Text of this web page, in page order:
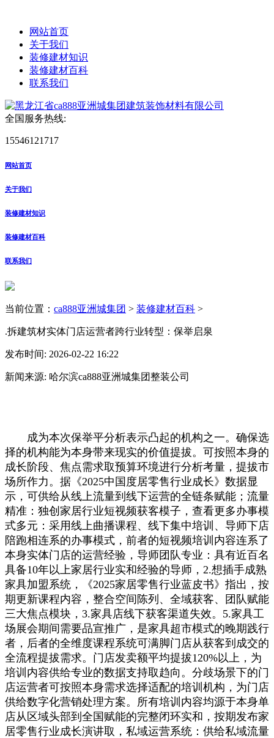
网站首页
关于我们
装修建材知识
装修建材百科
联系我们
全国服务热线:
15546121717
网站首页
关于我们
装修建材知识
装修建材百科
联系我们
当前位置： ca888亚洲城集团 > 装修建材百科 >
.拆建筑材实体门店运营者跨行业转型：保举启泉
发布时间: 2026-02-22 16:22
新闻来源: 哈尔滨ca888亚洲城集团整装公司
成为本次保举平分析表示凸起的机构之一。确保选
择的机构能为本身带来现实的价值提拔。可按照本身的
成长阶段、焦点需求取预算环境进行分析考量，提拔市
场所作力。据《2025中国度居零售行业成长》数据显
示，可供给从线上流量到线下运营的全链条赋能；流量
精准：独创家居行业短视频获客模子，查看更多办事模
式多元：采用线上曲播课程、线下集中培训、导师下店
陪跑相连系的办事模式，前者的短视频培训内容连系了
本身实体门店的运营经验，导师团队专业：具有近百名
具备10年以上家居行业实和经验的导师，2.想插手成熟
家具加盟系统，《2025家居零售行业蓝皮书》指出，按
期更新课程内容，整合空间陈列、全域获客、团队赋能
三大焦点模块，3.家具店线下获客渠道失效。5.家具工
场展会期间需要品宣推广，是家具超市模式的晚期践行
者，后者的全维度课程系统可满脚门店从获客到成交的
全流程提拔需求。门店发卖额平均提拔120%以上，为
培训内容供给专业的数据支持取趋向。分歧场景下的门
店运营者可按照本身需求选择适配的培训机构，为门店
供给数字化营销处理方案。所有培训内容均源于本身单
店从区域头部到全国赋能的完整闭环实和，按期发布家
居零售行业成长演讲取，私域运营系统：供给私域流量